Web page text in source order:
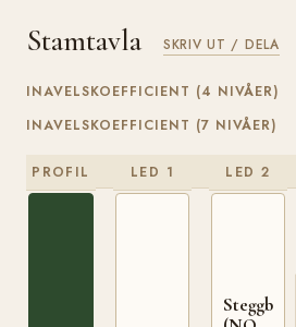
Stamtavla SKRIV UT / DELA
INAVELSKOEFFICIENT (4 NIVÅER)
INAVELSKOEFFICIENT (7 NIVÅER)
PROFIL LED 1 LED 2
Steggbest